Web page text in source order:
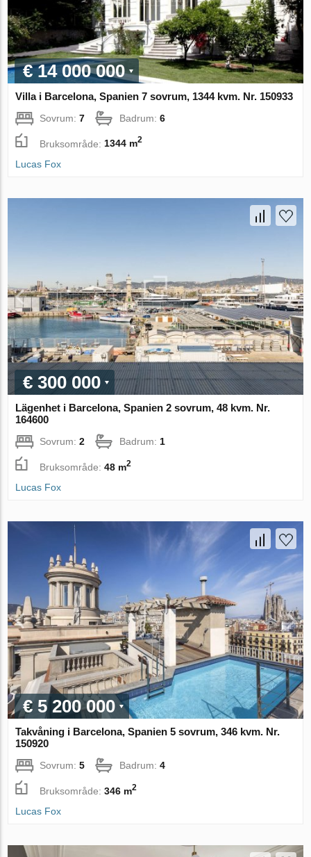
€ 14 000 000
Villa i Barcelona, Spanien 7 sovrum, 1344 kvm. Nr. 150933
Sovrum:7 Badrum:6
Bruksområde:1344 m2
Lucas Fox
€ 300 000
Lägenhet i Barcelona, Spanien 2 sovrum, 48 kvm. Nr.
164600
Sovrum:2 Badrum:1
Bruksområde:48 m2
Lucas Fox
€ 5 200 000
Takvåning i Barcelona, Spanien 5 sovrum, 346 kvm. Nr.
150920
Sovrum:5 Badrum:4
Bruksområde:346 m2
Lucas Fox